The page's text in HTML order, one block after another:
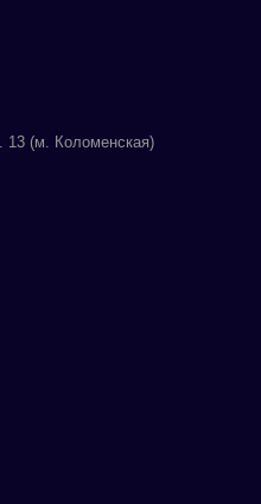
13 (м. Коломенская)